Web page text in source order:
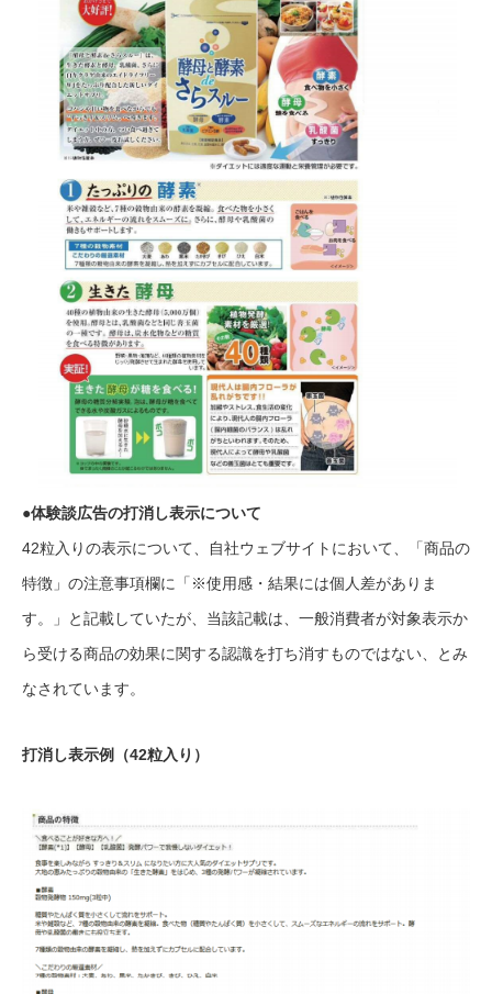
●体験談広告の打消し表示について
42粒入りの表示について、自社ウェブサイトにおいて、「商品の
特徴」の注意事項欄に「※使用感・結果には個人差がありま
す。」と記載していたが、当該記載は、一般消費者が対象表示か
ら受ける商品の効果に関する認識を打ち消すものではない、とみ
なされています。
打消し表示例（42粒入り）